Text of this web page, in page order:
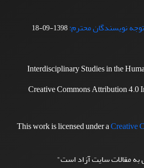
نویسندگان محترم:1398-09-18
Interdisciplinary Studies in the
Creative Commons Attribution 4.0
This work is licensed under aCreative
مقالات سایت آزاد است"